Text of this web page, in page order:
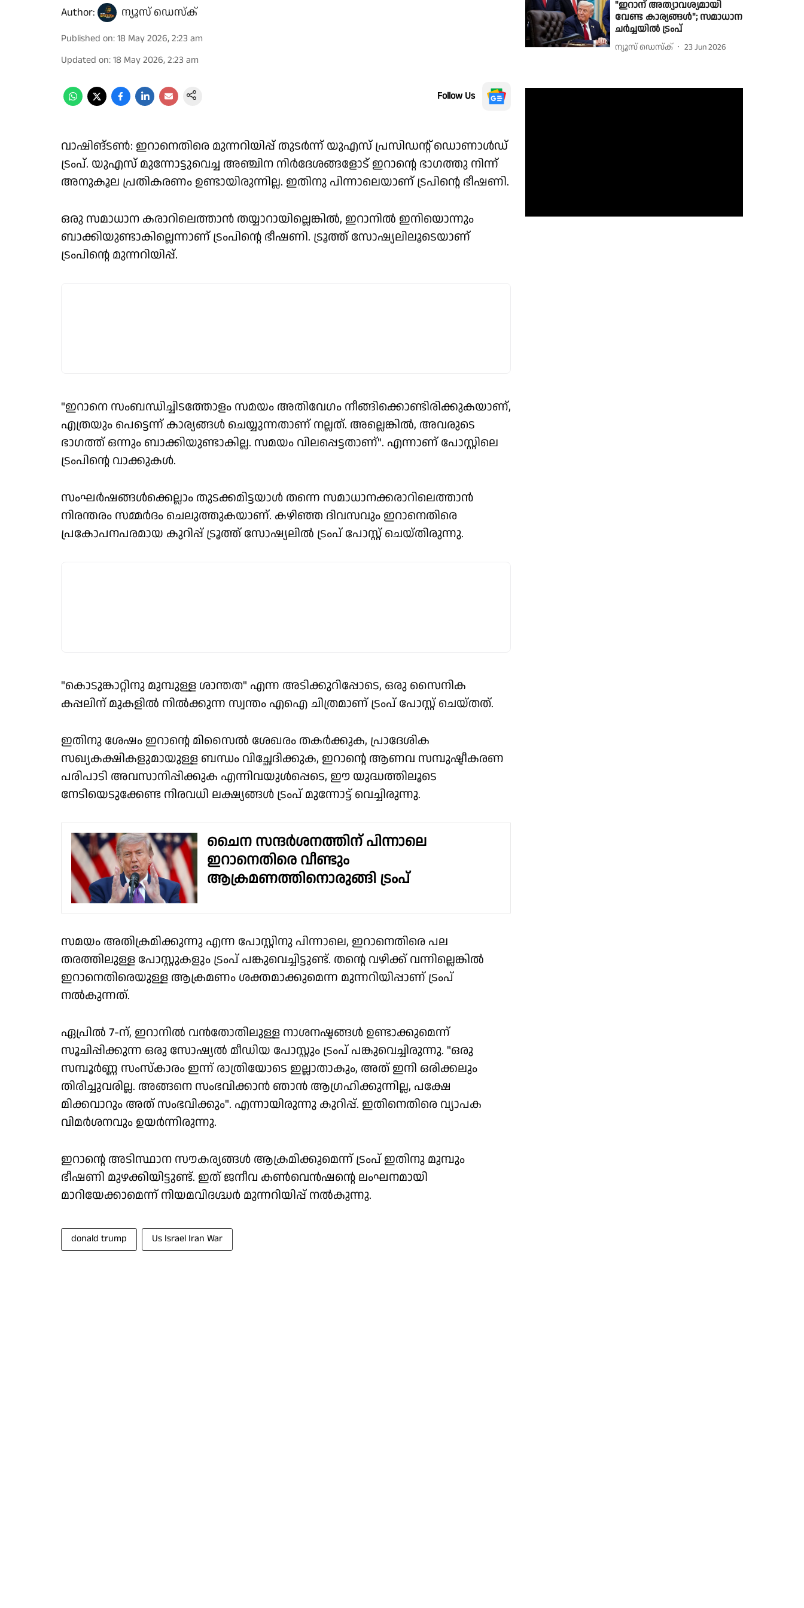
Author: ന്യൂസ് ഡെസ്ക്
Published on:18 May 2026, 2:23 am
Updated on:18 May 2026, 2:23 am
Follow Us
വാഷിങ്ടണ്‍: ഇറാനെതിരെ മുന്നറിയിപ്പ് തുടര്‍ന്ന് യുഎസ് പ്രസിഡന്റ് ഡൊണാള്‍ഡ്
ട്രംപ്. യുഎസ് മുന്നോട്ടുവെച്ച അഞ്ചിന നിര്‍ദേശങ്ങളോട് ഇറാന്റെ ഭാഗത്തു നിന്ന്
അനുകൂല പ്രതികരണം ഉണ്ടായിരുന്നില്ല. ഇതിനു പിന്നാലെയാണ് ട്രപിന്റെ ഭീഷണി.
ഒരു സമാധാന കരാറിലെത്താന്‍ തയ്യാറായില്ലെങ്കില്‍, ഇറാനില്‍ ഇനിയൊന്നും
ബാക്കിയുണ്ടാകില്ലെന്നാണ് ട്രംപിന്റെ ഭീഷണി. ട്രൂത്ത് സോഷ്യലിലൂടെയാണ്
ട്രംപിന്റെ മുന്നറിയിപ്പ്.
"ഇറാനെ സംബന്ധിച്ചിടത്തോളം സമയം അതിവേഗം നീങ്ങിക്കൊണ്ടിരിക്കുകയാണ്,
എത്രയും പെട്ടെന്ന് കാര്യങ്ങള്‍ ചെയ്യുന്നതാണ് നല്ലത്. അല്ലെങ്കില്‍, അവരുടെ
ഭാഗത്ത് ഒന്നും ബാക്കിയുണ്ടാകില്ല. സമയം വിലപ്പെട്ടതാണ്". എന്നാണ് പോസ്റ്റിലെ
ട്രംപിന്റെ വാക്കുകള്‍.
സംഘര്‍ഷങ്ങള്‍ക്കെല്ലാം തുടക്കമിട്ടയാള്‍ തന്നെ സമാധാനക്കരാറിലെത്താന്‍
നിരന്തരം സമ്മര്‍ദം ചെലുത്തുകയാണ്. കഴിഞ്ഞ ദിവസവും ഇറാനെതിരെ
പ്രകോപനപരമായ കുറിപ്പ് ട്രൂത്ത് സോഷ്യലില്‍ ട്രംപ് പോസ്റ്റ് ചെയ്തിരുന്നു.
"കൊടുങ്കാറ്റിനു മുമ്പുള്ള ശാന്തത" എന്ന അടിക്കുറിപ്പോടെ, ഒരു സൈനിക
കപ്പലിന് മുകളില്‍ നില്‍ക്കുന്ന സ്വന്തം എഐ ചിത്രമാണ് ട്രംപ് പോസ്റ്റ് ചെയ്തത്.
ഇതിനു ശേഷം ഇറാന്റെ മിസൈല്‍ ശേഖരം തകര്‍ക്കുക, പ്രാദേശിക
സഖ്യകക്ഷികളുമായുള്ള ബന്ധം വിച്ഛേദിക്കുക, ഇറാന്റെ ആണവ സമ്പുഷ്ടീകരണ
പരിപാടി അവസാനിപ്പിക്കുക എന്നിവയുള്‍പ്പെടെ, ഈ യുദ്ധത്തിലൂടെ
നേടിയെടുക്കേണ്ട നിരവധി ലക്ഷ്യങ്ങള്‍ ട്രംപ് മുന്നോട്ട് വെച്ചിരുന്നു.
ചൈന സന്ദർശനത്തിന് പിന്നാലെ
ഇറാനെതിരെ വീണ്ടും
ആക്രമണത്തിനൊരുങ്ങി ട്രംപ്
സമയം അതിക്രമിക്കുന്നു എന്ന പോസ്റ്റിനു പിന്നാലെ, ഇറാനെതിരെ പല
തരത്തിലുള്ള പോസ്റ്റുകളും ട്രംപ് പങ്കുവെച്ചിട്ടുണ്ട്. തന്റെ വഴിക്ക് വന്നില്ലെങ്കില്‍
ഇറാനെതിരെയുള്ള ആക്രമണം ശക്തമാക്കുമെന്ന മുന്നറിയിപ്പാണ് ട്രംപ്
നല്‍കുന്നത്.
ഏപ്രില്‍ 7-ന്, ഇറാനില്‍ വന്‍തോതിലുള്ള നാശനഷ്ടങ്ങള്‍ ഉണ്ടാക്കുമെന്ന്
സൂചിപ്പിക്കുന്ന ഒരു സോഷ്യല്‍ മീഡിയ പോസ്റ്റും ട്രംപ് പങ്കുവെച്ചിരുന്നു. "ഒരു
സമ്പൂര്‍ണ്ണ സംസ്‌കാരം ഇന്ന് രാത്രിയോടെ ഇല്ലാതാകും, അത് ഇനി ഒരിക്കലും
തിരിച്ചുവരില്ല. അങ്ങനെ സംഭവിക്കാന്‍ ഞാന്‍ ആഗ്രഹിക്കുന്നില്ല, പക്ഷേ
മിക്കവാറും അത് സംഭവിക്കും". എന്നായിരുന്നു കുറിപ്പ്. ഇതിനെതിരെ വ്യാപക
വിമര്‍ശനവും ഉയര്‍ന്നിരുന്നു.
ഇറാന്റെ അടിസ്ഥാന സൗകര്യങ്ങള്‍ ആക്രമിക്കുമെന്ന് ട്രംപ് ഇതിനു മുമ്പും
ഭീഷണി മുഴക്കിയിട്ടുണ്ട്. ഇത് ജനീവ കണ്‍വെന്‍ഷന്റെ ലംഘനമായി
മാറിയേക്കാമെന്ന് നിയമവിദഗ്ദ്ധര്‍ മുന്നറിയിപ്പ് നല്‍കുന്നു.
donald trump Us Israel Iran War
"ഇറാന് അത്യാവശ്യമായി
വേണ്ട കാര്യങ്ങള്‍"; സമാധാന
ചര്‍ച്ചയില്‍ ട്രംപ്
ന്യൂസ് ഡെസ്ക് 23 Jun 2026